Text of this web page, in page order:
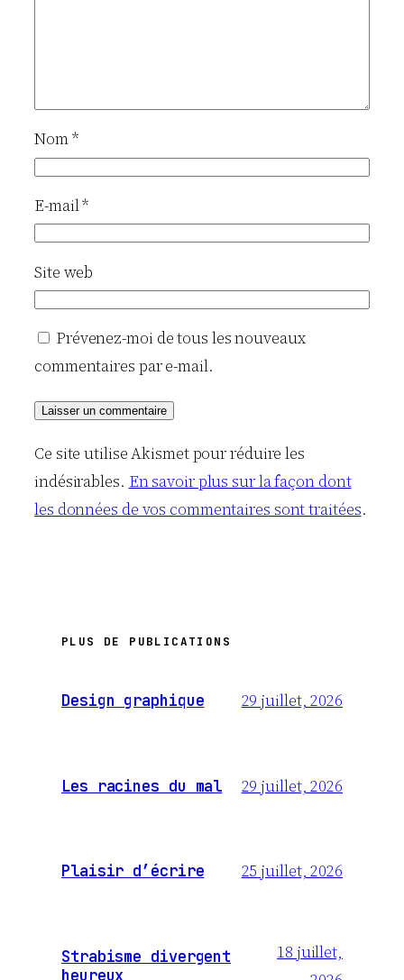
Nom*
E-mail*
Site web
Prévenez-moi de tous les nouveaux
commentaires par e-mail.
Ce site utilise Akismet pour réduire les
indésirables. En savoir plus sur la façon dont
les données de vos commentaires sont traitées.
PLUS DE PUBLICATIONS
Design graphique 29 juillet, 2026
Les racines du mal 29 juillet, 2026
Plaisir d’écrire 25 juillet, 2026
Strabisme divergent
heureux
18 juillet,